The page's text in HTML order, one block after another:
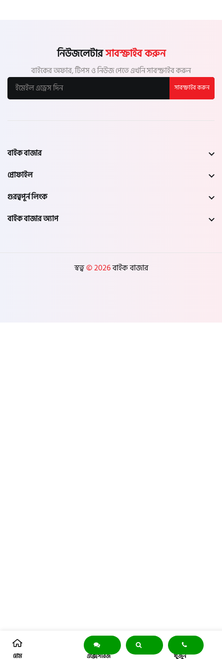
হোম এক্সেসরিজ খুঁজুন
নিউজলেটারসাবস্ক্রাইব করুন
বাইকের অফার, টিপস ও নিউজ পেতে এখনি সাবস্ক্রাইব করুন
সাবস্ক্রাইব করুন
বাইক বাজার
প্রোফাইল
গুরত্বপূর্ন লিংক
বাইক বাজার অ্যাপ
স্বত্ব© 2026বাইক বাজার